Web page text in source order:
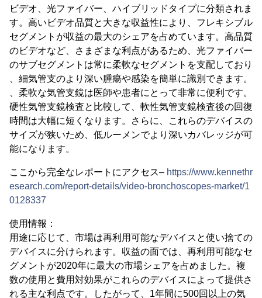
ビデオ、光ファイバー、ハイブリッドタイプに分類されま
す。高いビデオ品質と大きな収益性により、フレキシブル
セグメントが収益の最大のシェアを占めています。高品質
のビデオなど、さまざまな利点があるため、光ファイバー
のサブセグメントは常に柔軟なセグメントを支配しており
、細気管支のより深い腫瘍や感染を簡単に識別できます。
、柔軟な気管支鏡は医師や患者にとって非常に便利です。
硬性気管支鏡検査と比較して、軟性気管支鏡検査後の回復
時間は大幅に短くなります。さらに、これらのデバイスの
サイズが狭いため、低ルーメンでより深いカバレッジが可
能になります。
ここから完全なレポートにアクセス– https://www.kennethr
esearch.com/report-details/video-bronchoscopes-market/1
0128337
使用情報：
用途に応じて、市場は再利用可能なデバイスと使い捨ての
デバイスに分けられます。収益の面では、再利用可能なセ
グメントが2020年に最大の市場シェアを占めました。複
数の使用と費用対効果がこれらのデバイスによって提供さ
れる主な利点です。したがって、1年間に500回以上の気